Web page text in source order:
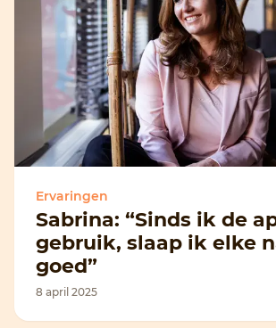
Ervaringen
Sabrina: “Sinds ik de
gebruik, slaap ik elke
goed”
8 april 2025